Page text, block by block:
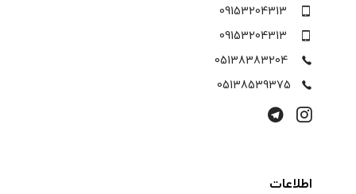
09153204313
09153204313
05138383204
05138539375
اطلاعات